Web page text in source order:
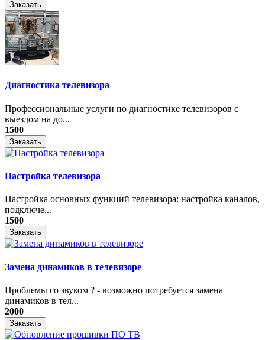
Заказать
Диагностика телевизора
Профессиональные услуги по диагностике телевизоров с
выездом на до...
1500
Заказать
Настройка телевизора
Настройка основных функций телевизора: настройка каналов,
подключе...
1500
Заказать
Замена динамиков в телевизоре
Проблемы со звуком ? - возможно потребуется замена
динамиков в тел...
2000
Заказать